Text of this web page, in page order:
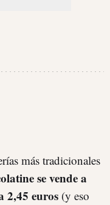
más tradicionales
se vende a
2,45 euros (y eso